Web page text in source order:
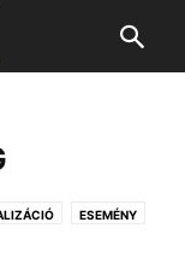
ESEMÉNY